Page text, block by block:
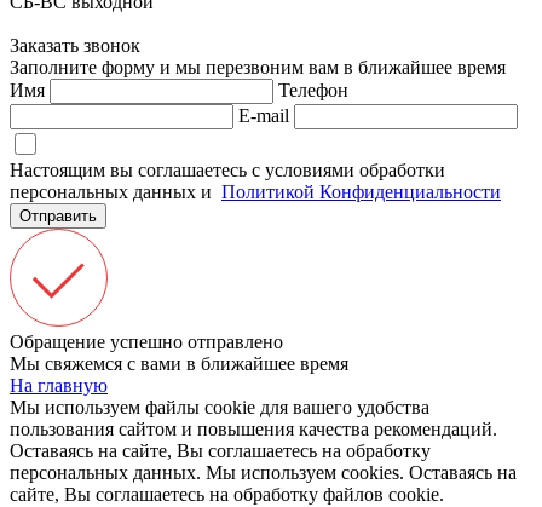
Заказать звонок
Заполните форму и мы перезвоним вам в ближайшее время
Имя
Телефон
E-mail
Настоящим вы соглашаетесь с условиями обработки
персональных данных и Политикой Конфиденциальности
Отправить
Обращение успешно отправлено
Мы свяжемся с вами в ближайшее время
На главную
Мы используем файлы cookie для вашего удобства
пользования сайтом и повышения качества рекомендаций.
Оставаясь на сайте, Вы соглашаетесь на обработку
персональных данных. Мы используем cookies. Оставаясь на
сайте, Вы соглашаетесь на обработку файлов cookie.